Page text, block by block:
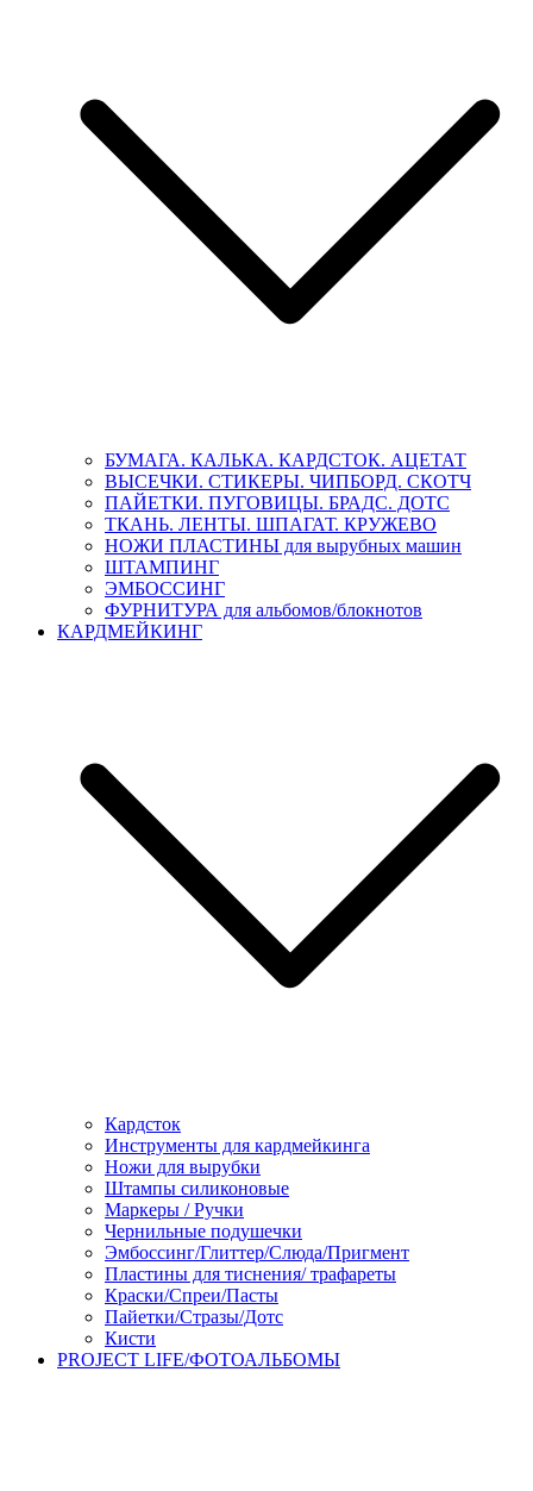
БУМАГА. КАЛЬКА. КАРДСТОК. АЦЕТАТ
ВЫСЕЧКИ. СТИКЕРЫ. ЧИПБОРД. СКОТЧ
ПАЙЕТКИ. ПУГОВИЦЫ. БРАДС. ДОТС
ТКАНЬ. ЛЕНТЫ. ШПАГАТ. КРУЖЕВО
НОЖИ ПЛАСТИНЫ для вырубных машин
ШТАМПИНГ
ЭМБОССИНГ
ФУРНИТУРА для альбомов/блокнотов
КАРДМЕЙКИНГ
Кардсток
Инструменты для кардмейкинга
Ножи для вырубки
Штампы силиконовые
Маркеры / Ручки
Чернильные подушечки
Эмбоссинг/Глиттер/Слюда/Пригмент
Пластины для тиснения/ трафареты
Краски/Спреи/Пасты
Пайетки/Стразы/Дотс
Кисти
PROJECT LIFE/ФОТОАЛЬБОМЫ